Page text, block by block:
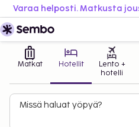
Matkat Hotellit
Lento +
hotelli
Missä haluat yöpyä?